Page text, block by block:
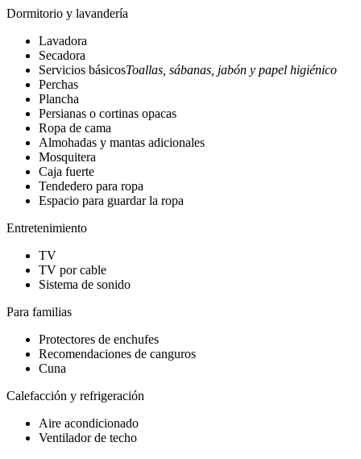
Dormitorio y lavandería
Lavadora
Secadora
Servicios básicosToallas, sábanas, jabón y papel higiénico
Perchas
Plancha
Persianas o cortinas opacas
Ropa de cama
Almohadas y mantas adicionales
Mosquitera
Caja fuerte
Tendedero para ropa
Espacio para guardar la ropa
Entretenimiento
TV
TV por cable
Sistema de sonido
Para familias
Protectores de enchufes
Recomendaciones de canguros
Cuna
Calefacción y refrigeración
Aire acondicionado
Ventilador de techo